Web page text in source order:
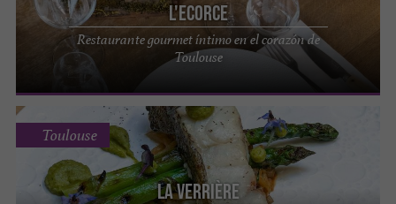
L'Ecorce
Restaurante gourmet íntimo en el corazón de
Toulouse
La Verrière
Toulouse